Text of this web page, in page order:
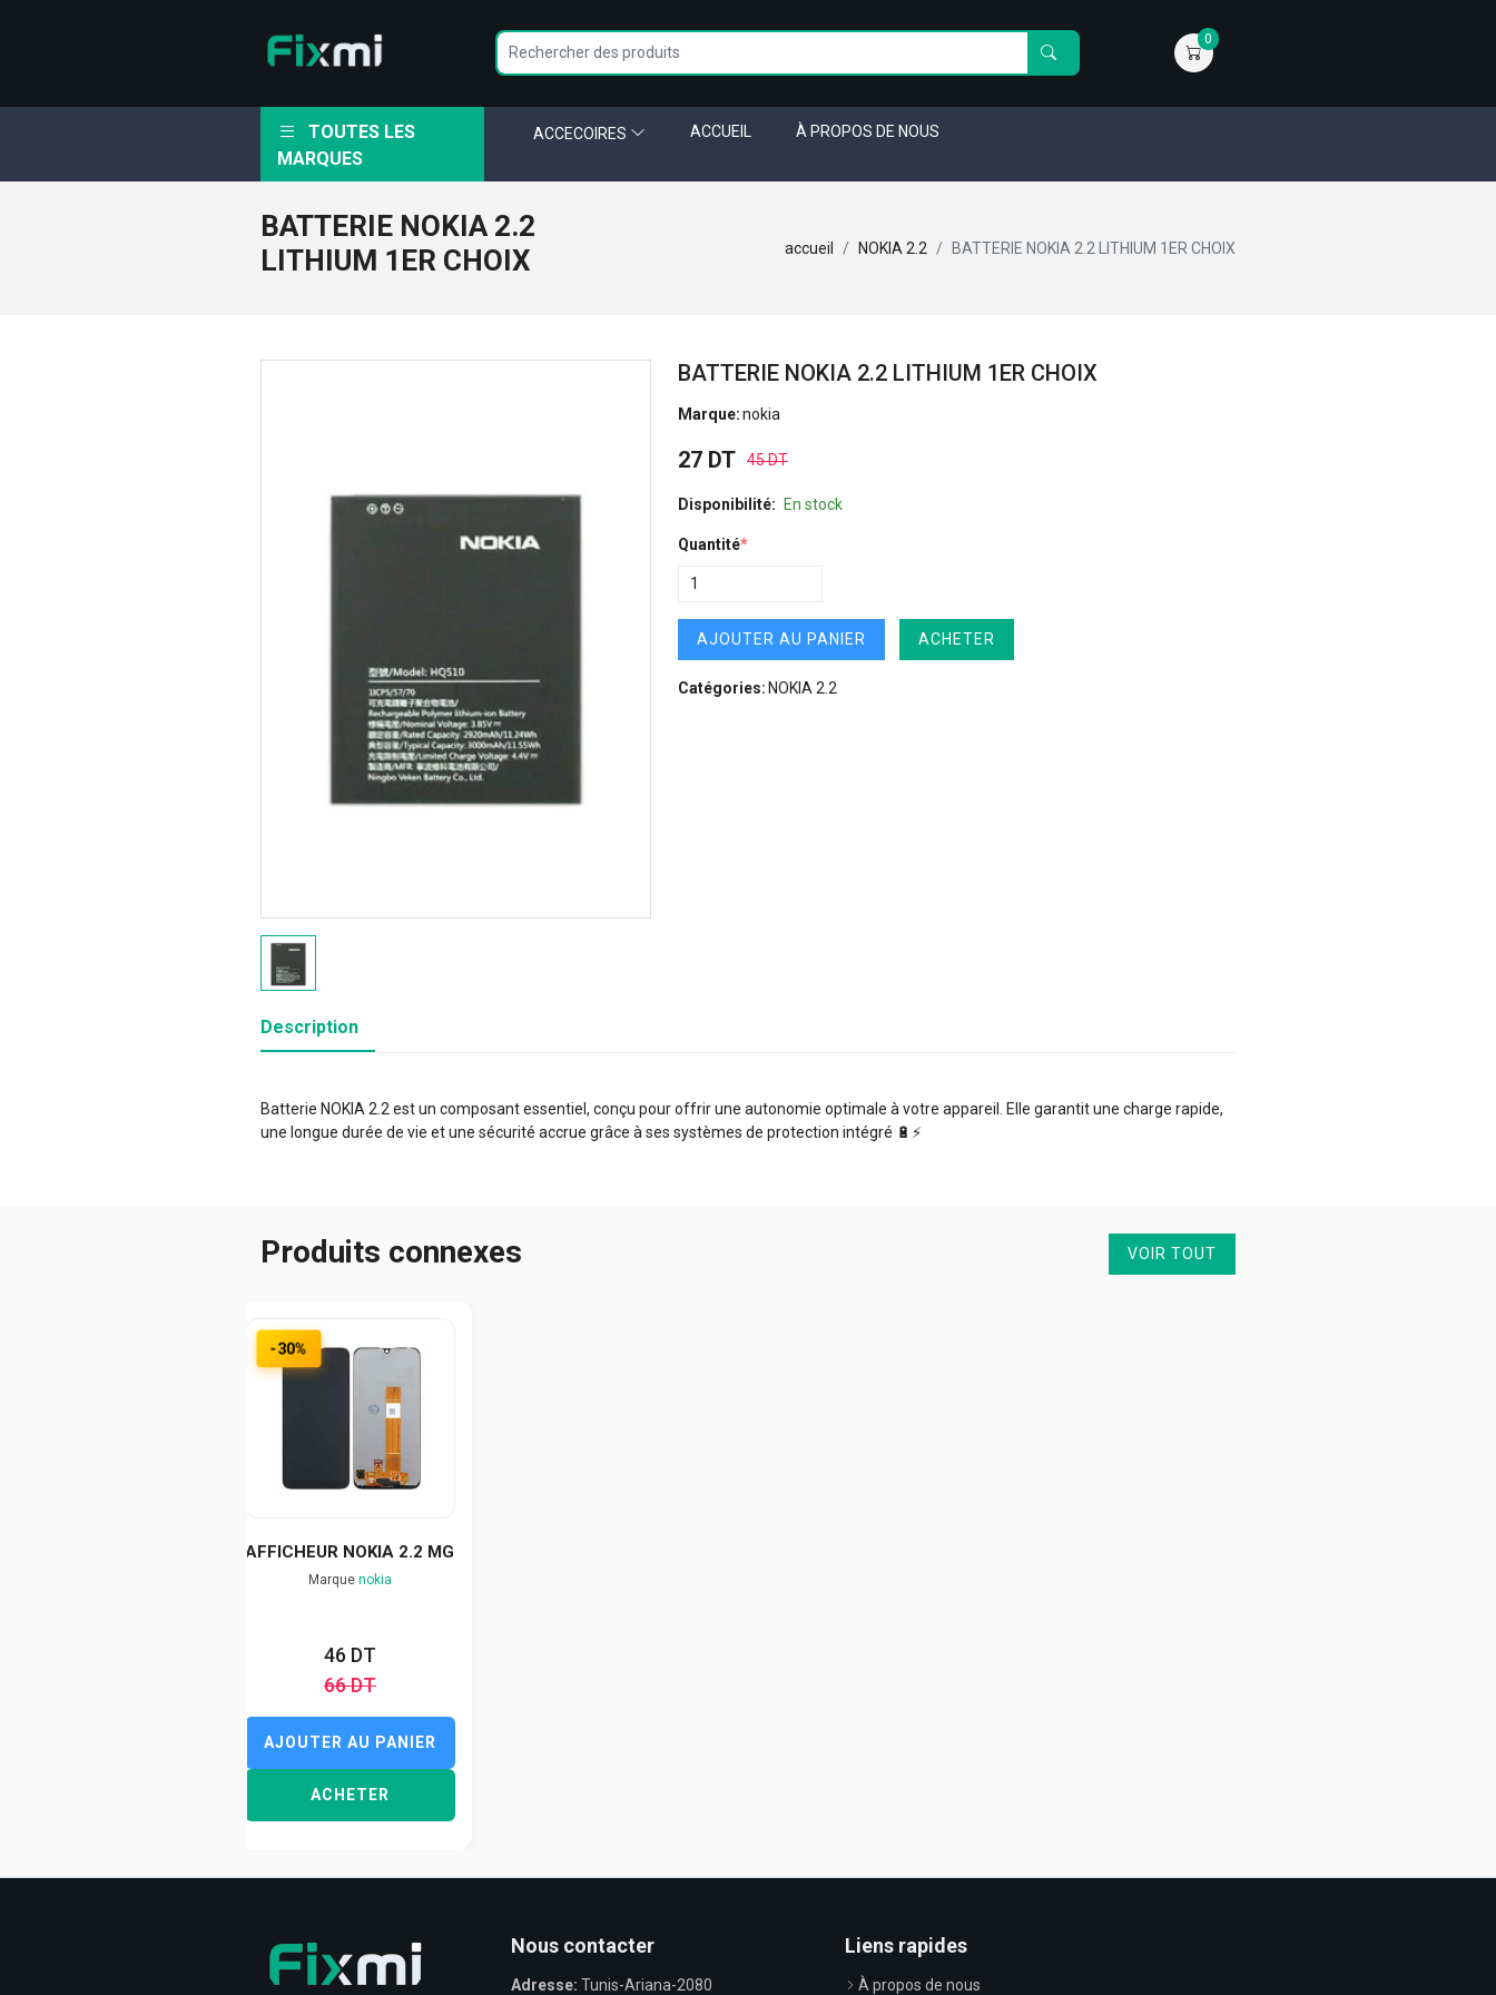
0
TOUTES LES
MARQUES
ACCECOIRES ACCUEIL À PROPOS DE NOUS
BATTERIE NOKIA 2.2
LITHIUM 1ER CHOIX
accueil NOKIA 2.2 BATTERIE NOKIA 2.2 LITHIUM 1ER CHOIX
BATTERIE NOKIA 2.2 LITHIUM 1ER CHOIX
Marque:nokia
27 DT 45 DT
Disponibilité: En stock
Quantité*
AJOUTER AU PANIER ACHETER
Catégories: NOKIA 2.2
Description
Batterie NOKIA 2.2 est un composant essentiel, conçu pour offrir une autonomie optimale à votre appareil. Elle garantit une charge rapide,
une longue durée de vie et une sécurité accrue grâce à ses systèmes de protection intégré 🔋⚡️
Produits connexes VOIR TOUT
-30%
AFFICHEUR NOKIA 2.2 MG
Marque nokia
46 DT
66 DT
AJOUTER AU PANIER
ACHETER
Nous contacter
Adresse: Tunis-Ariana-2080
Liens rapides
À propos de nous